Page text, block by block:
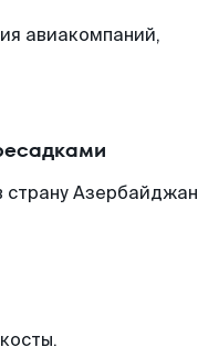
авиакомпаний,
страну Азербайджан